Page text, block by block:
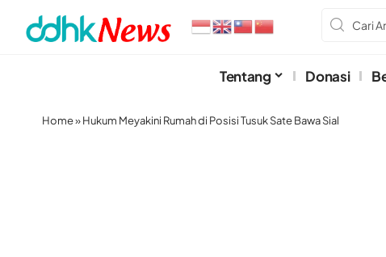
Tentang Donasi
Home»Hukum Meyakini Rumah di Posisi Tusuk Sate Bawa Sial